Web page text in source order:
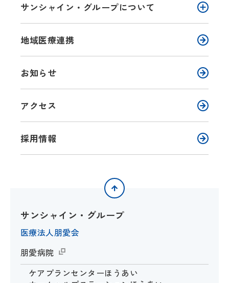
サンシャイン・グループについて
地域医療連携
お知らせ
アクセス
採用情報
サンシャイン・グループ
医療法人朋愛会
朋愛病院
ケアプランセンターほうあい